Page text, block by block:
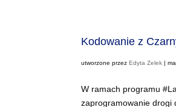
Kodowanie z
utworzone przezEdyta Zelek |
W ramach programu
zaprogramowanie drogi